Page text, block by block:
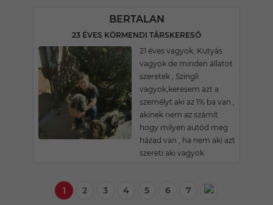
BERTALAN
23 ÉVES KÖRMENDI TÁRSKERESŐ
21 éves vagyok, Kutyás
vagyok de minden állatot
szeretek , Szingli
vagyok,keresem azt a
személyt aki az 1% ba van ,
akinek nem az számít
hogy milyen autód meg
házad van , ha nem aki azt
szereti aki vagyok
1 2 3 4 5 6 7